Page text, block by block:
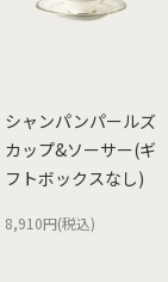
シャンパンパールズ
カップ&ソーサー(ギ
フトボックスなし)
8,910円(税込)